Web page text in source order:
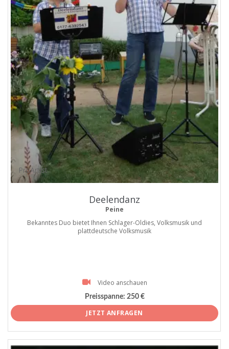
ProArtist
Deelendanz
Peine
Bekanntes Duo bietet Ihnen Schlager-Oldies, Volksmusik und
plattdeutsche Volksmusik
Video anschauen
Preisspanne: 250 €
JETZT ANFRAGEN